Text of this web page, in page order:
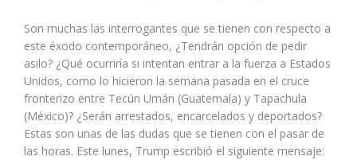
Son muchas las interrogantes que se tienen con respecto a
este éxodo contemporáneo, ¿Tendrán opción de pedir
asilo? ¿Qué ocurriría si intentan entrar a la fuerza a Estados
Unidos, como lo hicieron la semana pasada en el cruce
fronterizo entre Tecún Umán (Guatemala) y Tapachula
(México)? ¿Serán arrestados, encarcelados y deportados?
Estas son unas de las dudas que se tienen con el pasar de
las horas. Este lunes, Trump escribió el siguiente mensaje: